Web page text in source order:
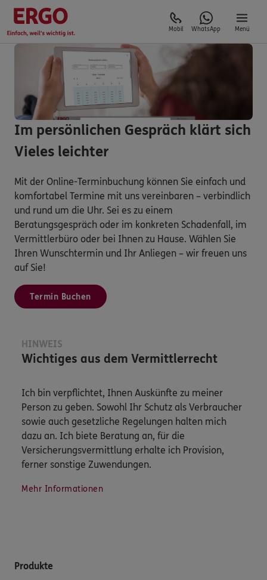
Mobil WhatsApp Menü
Im persönlichen Gespräch klärt sich
Vieles leichter
Mit der Online-Terminbuchung können Sie einfach und
komfortabel Termine mit uns vereinbaren – verbindlich
und rund um die Uhr. Sei es zu einem
Beratungsgespräch oder im konkreten Schadenfall, im
Vermittlerbüro oder bei Ihnen zu Hause. Wählen Sie
Ihren Wunschtermin und Ihr Anliegen – wir freuen uns
auf Sie!
Termin Buchen
HINWEIS
Wichtiges aus dem Vermittlerrecht
Ich bin verpflichtet, Ihnen Auskünfte zu meiner
Person zu geben. Sowohl Ihr Schutz als Verbraucher
sowie auch gesetzliche Regelungen halten mich
dazu an. Ich biete Beratung an, für die
Versicherungsvermittlung erhalte ich Provision,
ferner sonstige Zuwendungen.
Mehr Informationen
Produkte